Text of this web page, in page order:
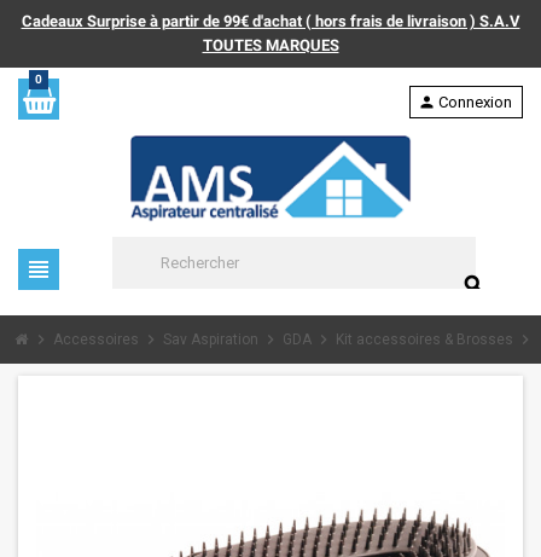
Cadeaux Surprise à partir de 99€ d'achat ( hors frais de livraison ) S.A.V
TOUTES MARQUES
0
view_headline
search
person Connexion
chevron_right Accessoires chevron_right Sav Aspiration chevron_right GDA chevron_right Kit accessoires & Brosses chevron_right